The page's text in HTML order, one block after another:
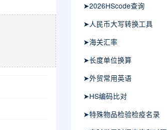
➤2026HScode查询
➤人民币大写转换工具
➤海关汇率
➤长度单位换算
➤外贸常用英语
➤HS编码比对
➤特殊物品检验检疫名录